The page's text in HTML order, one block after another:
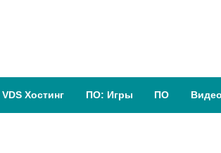
VDS Хостинг ПО: Игры ПО